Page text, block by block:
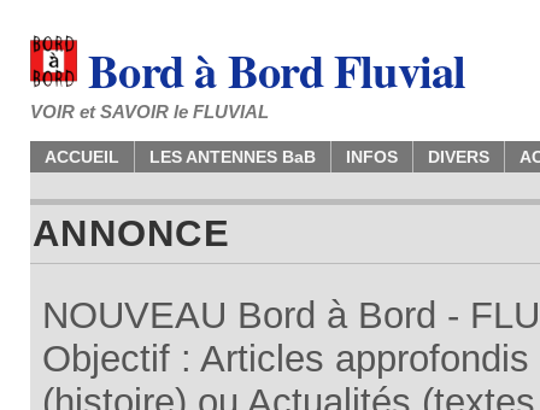
Bord à Bord Fluvial
VOIR et SAVOIR le FLUVIAL
ACCUEIL LES ANTENNES BaB INFOS DIVERS
ANNONCE
NOUVEAU Bord à Bord -
Objectif : Articles